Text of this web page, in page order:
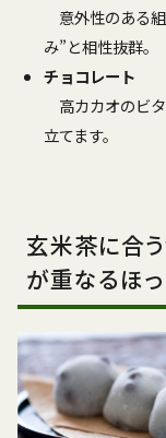
意外性のある
み”と相性抜群。
チョコレート
高カカオのビ
立てます。
玄米茶に合
が重なるほ